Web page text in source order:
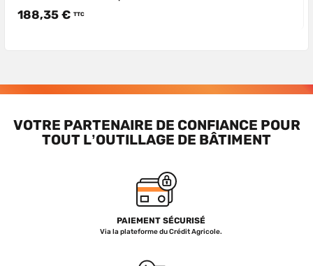
188,35 € TTC
VOTRE PARTENAIRE DE CONFIANCE POUR
TOUT L’OUTILLAGE DE BÂTIMENT
PAIEMENT SÉCURISÉ
Via la plateforme du Crédit Agricole.